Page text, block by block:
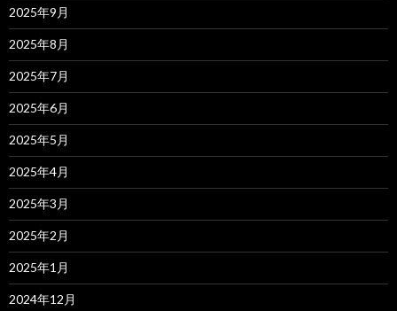
2025年9月
2025年8月
2025年7月
2025年6月
2025年5月
2025年4月
2025年3月
2025年2月
2025年1月
2024年12月